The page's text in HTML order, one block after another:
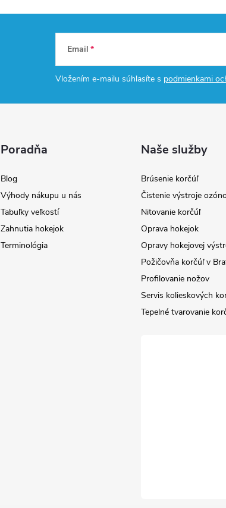
Email
Vložením e-mailu súhlasíte s podmienkami
Poradňa
Blog
Výhody nákupu u nás
Tabuľky veľkostí
Zahnutia hokejok
Terminológia
Naše služby
Brúsenie korčúľ
Čistenie výstroje
Nitovanie korčúľ
Oprava hokejok
Opravy hokejovej
Požičovňa korčúľ v
Profilovanie nožov
Servis kolieskových
Tepelné tvarovanie